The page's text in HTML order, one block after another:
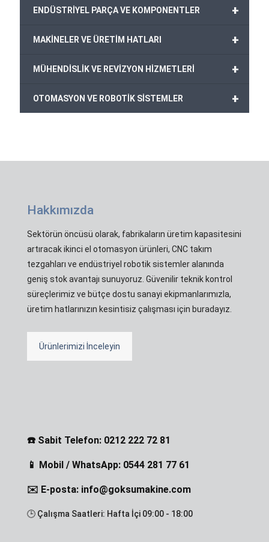
+
ENDÜSTRİYEL PARÇA VE KOMPONENTLER
+
MAKİNELER VE ÜRETİM HATLARI
+
MÜHENDİSLİK VE REVİZYON HİZMETLERİ
+
OTOMASYON VE ROBOTİK SİSTEMLER
Hakkımızda
Sektörün öncüsü olarak, fabrikaların üretim kapasitesini
artıracak ikinci el otomasyon ürünleri, CNC takım
tezgahları ve endüstriyel robotik sistemler alanında
geniş stok avantajı sunuyoruz. Güvenilir teknik kontrol
süreçlerimiz ve bütçe dostu sanayi ekipmanlarımızla,
üretim hatlarınızın kesintisiz çalışması için buradayız.
Ürünlerimizi İnceleyin
☎️ Sabit Telefon: 0212 222 72 81
📱 Mobil / WhatsApp: 0544 281 77 61
✉️ E-posta: info@goksumakine.com
🕒 Çalışma Saatleri: Hafta İçi 09:00 - 18:00